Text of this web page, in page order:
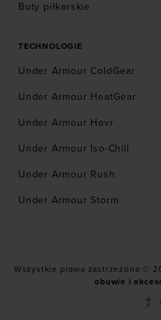
Buty piłkarskie
TECHNOLOGIE
Under Armour ColdGear
Under Armour HeatGear
Under Armour Hovr
Under Armour Iso-Chill
Under Armour Rush
Under Armour Storm
Wszystkie prawa zastrzeżone ©
obuwie i